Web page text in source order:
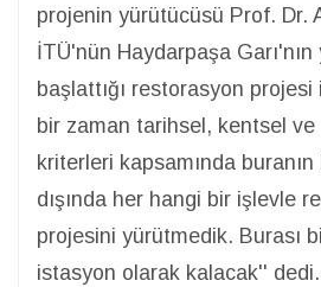
projenin yürütücüsü Prof. Dr.
İTÜ'nün Haydarpaşa
başlattığı restorasyon
bir zaman tarihsel, kentsel
kriterleri kapsamında
dışında her hangi bir işlevle
projesini yürütmedik. Burası
istasyon olarak kalacak'' dedi.